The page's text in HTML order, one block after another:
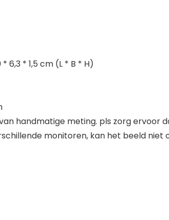
6,3 * 1,5 cm (L * B * H)
handmatige meting. pls zorg ervoor
monitoren, kan het beeld